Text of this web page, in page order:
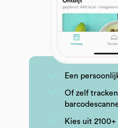
Een
Of zelf
Kies uit